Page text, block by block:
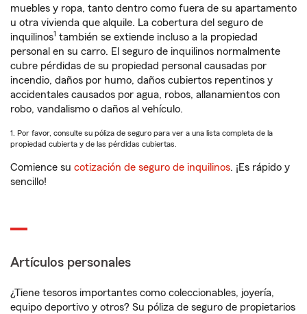
muebles y ropa, tanto dentro como fuera de su apartamento
u otra vivienda que alquile. La cobertura del seguro de
inquilinos1 también se extiende incluso a la propiedad
personal en su carro. El seguro de inquilinos normalmente
cubre pérdidas de su propiedad personal causadas por
incendio, daños por humo, daños cubiertos repentinos y
accidentales causados por agua, robos, allanamientos con
robo, vandalismo o daños al vehículo.
1. Por favor, consulte su póliza de seguro para ver a una lista completa de la
propiedad cubierta y de las pérdidas cubiertas.
Comience su cotización de seguro de inquilinos. ¡Es rápido y
sencillo!
Artículos personales
¿Tiene tesoros importantes como coleccionables, joyería,
equipo deportivo y otros? Su póliza de seguro de propietarios